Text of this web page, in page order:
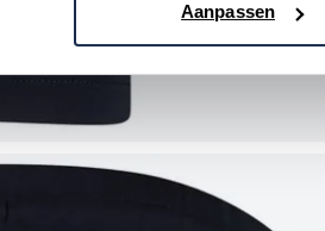
Aanpassen